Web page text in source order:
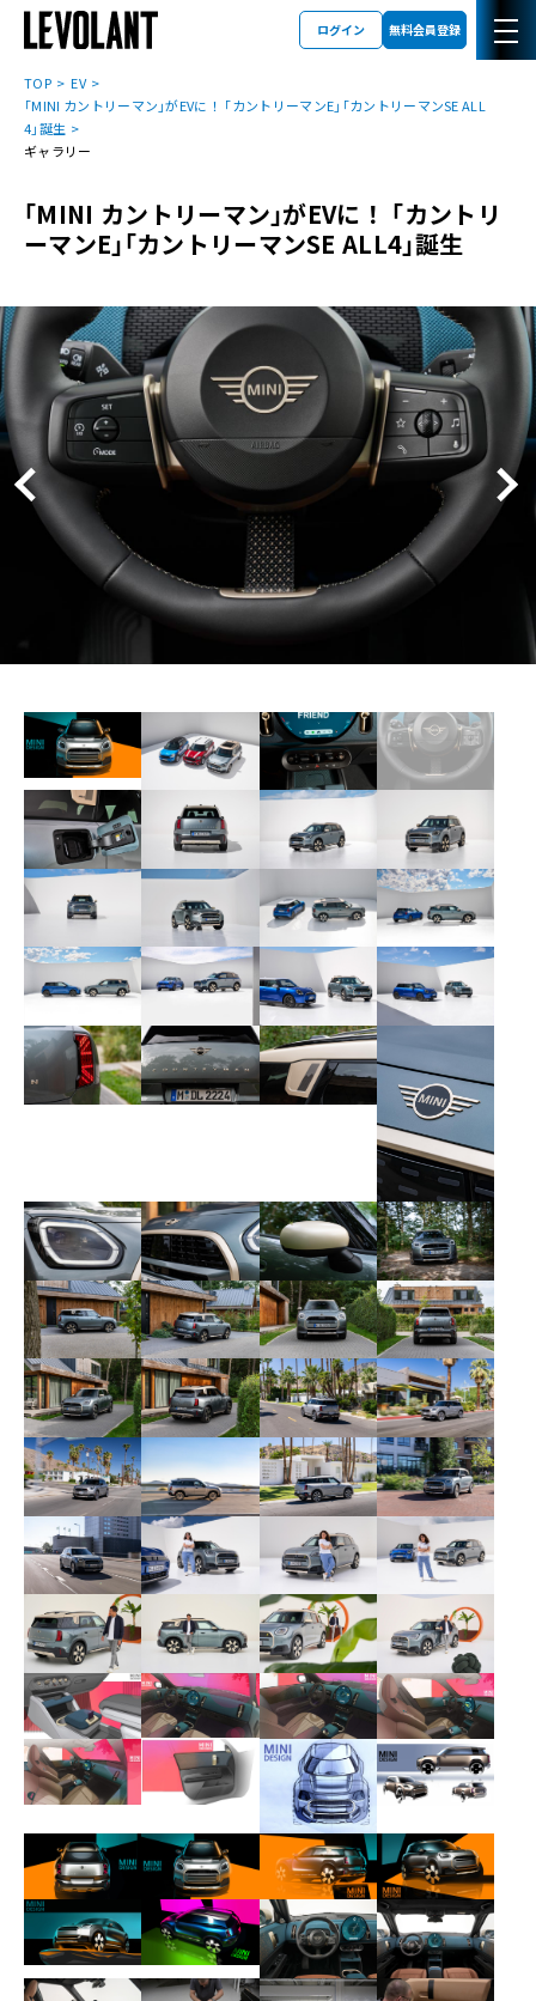
ログイン 無料会員登録
TOP
EV
｢MINI カントリーマン｣がEVに！ ｢カントリーマンE｣｢カントリーマンSE ALL
4｣誕生
ギャラリー
｢MINI カントリーマン｣がEVに！ ｢カントリ
ーマンE｣｢カントリーマンSE ALL4｣誕生